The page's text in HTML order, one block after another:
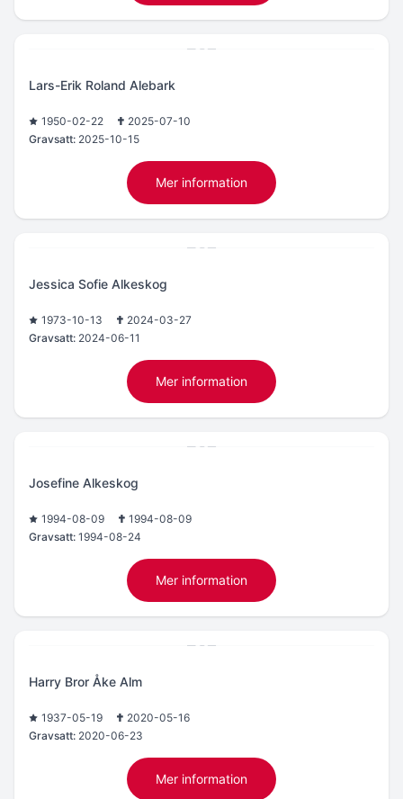
Lars-Erik Roland Alebark
1950-02-22
2025-07-10
Gravsatt: 2025-10-15
Mer information
Jessica Sofie Alkeskog
1973-10-13
2024-03-27
Gravsatt: 2024-06-11
Mer information
Josefine Alkeskog
1994-08-09
1994-08-09
Gravsatt: 1994-08-24
Mer information
Harry Bror Åke Alm
1937-05-19
2020-05-16
Gravsatt: 2020-06-23
Mer information